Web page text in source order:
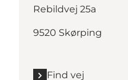
Rebildvej 25a
9520 Skørping
Find vej